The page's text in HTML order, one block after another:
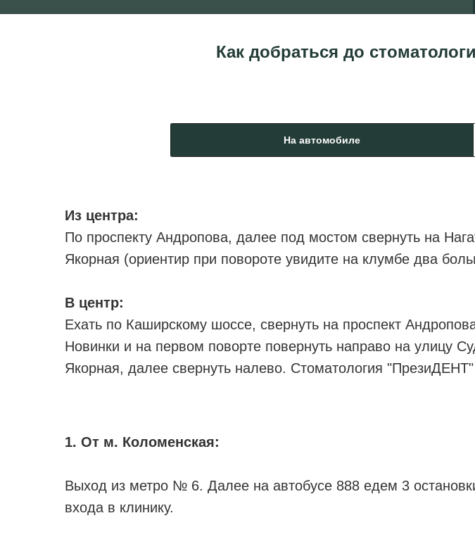
Как добраться до
На автомобиле
Из центра:
По проспекту Андропова, далее под мостом свернуть на
Якорная (ориентир при повороте увидите на клумбе два
В центр:
Ехать по Каширскому шоссе, свернуть на проспект
Новинки и на первом поворте повернуть направо на улицу
Якорная, далее свернуть налево. Стоматология
1. От м. Коломенская:
Выход из метро № 6. Далее на автобусе 888 едем 3
входа в клинику.